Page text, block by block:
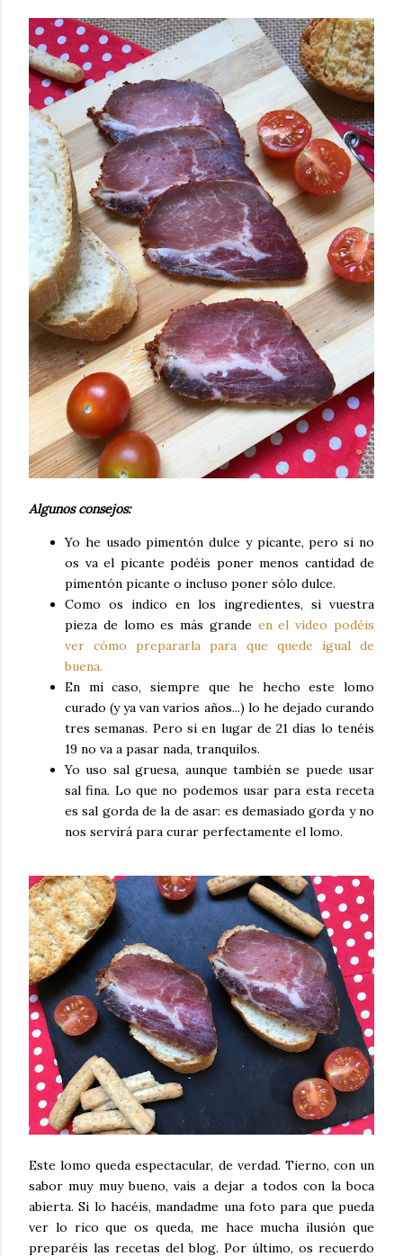
Algunos consejos:
Yo he usado pimentón dulce y picante, pero si no
os va el picante podéis poner menos cantidad de
pimentón picante o incluso poner sólo dulce.
Como os indico en los ingredientes, si vuestra
pieza de lomo es más grande en el vídeo podéis
ver cómo prepararla para que quede igual de
buena.
En mi caso, siempre que he hecho este lomo
curado (y ya van varios años...) lo he dejado curando
tres semanas. Pero si en lugar de 21 días lo tenéis
19 no va a pasar nada, tranquilos.
Yo uso sal gruesa, aunque también se puede usar
sal fina. Lo que no podemos usar para esta receta
es sal gorda de la de asar: es demasiado gorda y no
nos servirá para curar perfectamente el lomo.
Este lomo queda espectacular, de verdad. Tierno, con un
sabor muy muy bueno, vais a dejar a todos con la boca
abierta. Si lo hacéis, mandadme una foto para que pueda
ver lo rico que os queda, me hace mucha ilusión que
preparéis las recetas del blog. Por último, os recuerdo